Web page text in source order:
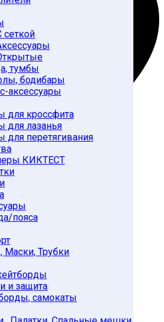
сеткой
тумбы
бодибары
аксессуары
для кроссфита
для лазанья
для перетягивания
КИКТЕСТ
пояса
Маски, Трубки
и защита
самокаты